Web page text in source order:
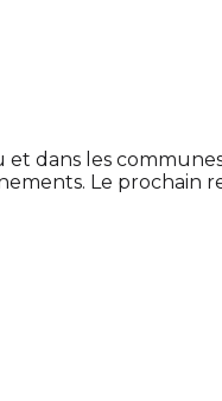
dans les
Le prochain